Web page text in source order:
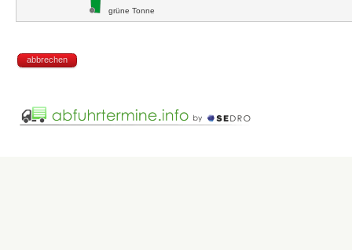
grüne Tonne
abbrechen